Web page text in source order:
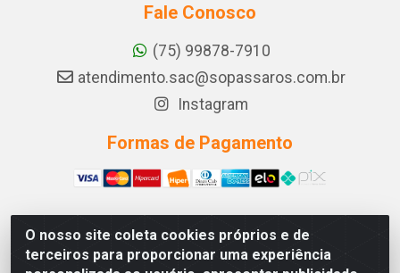
O nosso site coleta cookies próprios e de
terceiros para proporcionar uma experiência
Fale Conosco
(75) 99878-7910
atendimento.sac@sopassaros.com.br
Instagram
Formas de Pagamento
A PINA DOS SANTOS DELEZZOTTE LTDA - RODOVIA BA
233, 27 - ZONA RURAL, ITABERABA/BA - CEP 46.880-